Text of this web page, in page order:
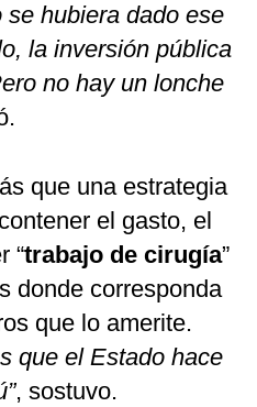
hubiera dado ese
la inversión pública
no hay un lonche
que una estrategia
el gasto, el
“trabajo de cirugía”
donde corresponda
que lo amerite.
que el Estado hace
, sostuvo.